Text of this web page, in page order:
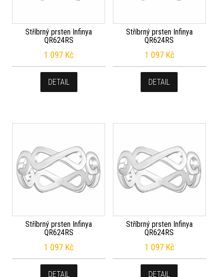
Stříbrný prsten Infinya
QR624RS
1 097 Kč
DETAIL
Stříbrný prsten Infinya
QR624RS
1 097 Kč
DETAIL
Stříbrný prsten Infinya
QR624RS
1 097 Kč
DETAIL
Stříbrný prsten Infinya
QR624RS
1 097 Kč
DETAIL